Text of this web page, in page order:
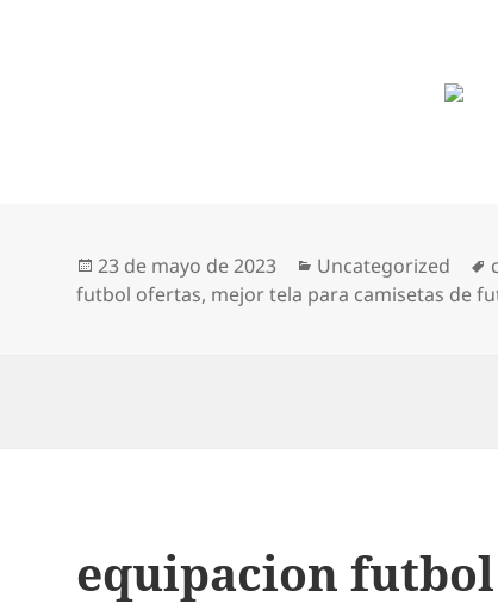
Publicado
el
23 de mayo de 2023 Categorías
Uncategorized
futbol ofertas, mejor tela para camisetas de
equipacion futbol